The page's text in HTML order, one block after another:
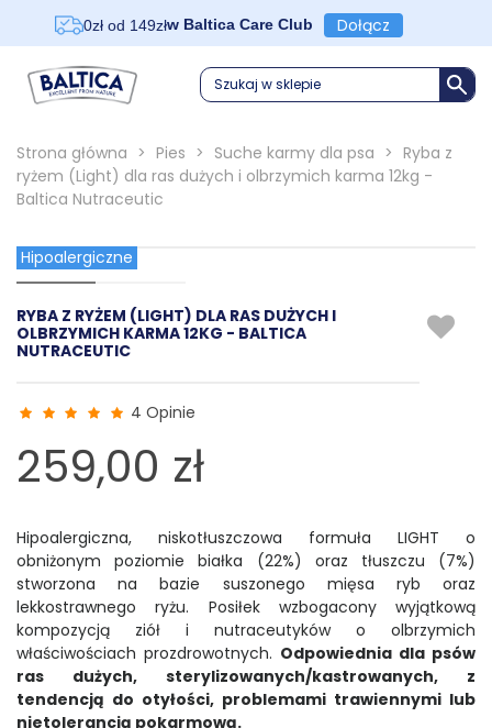
0zł od 149złw Baltica Care Club Dołącz
Szukaj w sklepie
Strona główna > Pies > Suche karmy dla psa > Ryba z
ryżem (Light) dla ras dużych i olbrzymich karma 12kg -
Baltica Nutraceutic
Hipoalergiczne
RYBA Z RYŻEM (LIGHT) DLA RAS DUŻYCH I
OLBRZYMICH KARMA 12KG - BALTICA
NUTRACEUTIC
4 Opinie
259,00 zł
Hipoalergiczna, niskotłuszczowa formuła LIGHT o
obniżonym poziomie białka (22%) oraz tłuszczu (7%)
stworzona na bazie suszonego mięsa ryb oraz
lekkostrawnego ryżu. Posiłek wzbogacony wyjątkową
kompozycją ziół i nutraceutyków o olbrzymich
właściwościach prozdrowotnych. Odpowiednia dla psów
ras dużych, sterylizowanych/kastrowanych, z
tendencją do otyłości, problemami trawiennymi lub
nietolerancją pokarmową.